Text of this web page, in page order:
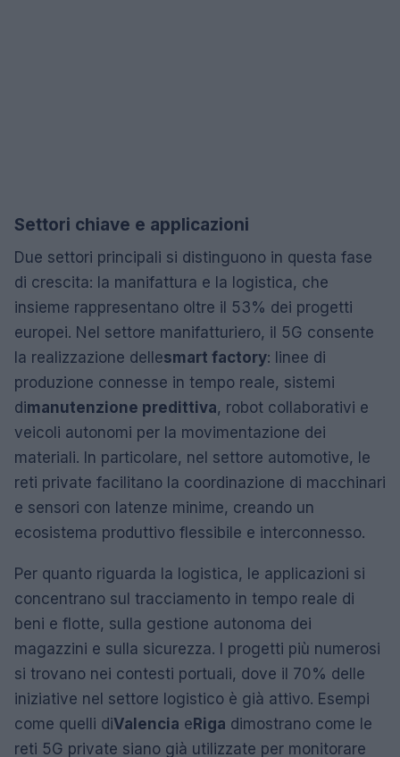
Settori chiave e applicazioni
Due settori principali si distinguono in questa fase
di crescita: la manifattura e la logistica, che
insieme rappresentano oltre il 53% dei progetti
europei. Nel settore manifatturiero, il 5G consente
la realizzazione dellesmart factory: linee di
produzione connesse in tempo reale, sistemi
dimanutenzione predittiva, robot collaborativi e
veicoli autonomi per la movimentazione dei
materiali. In particolare, nel settore automotive, le
reti private facilitano la coordinazione di macchinari
e sensori con latenze minime, creando un
ecosistema produttivo flessibile e interconnesso.
Per quanto riguarda la logistica, le applicazioni si
concentrano sul tracciamento in tempo reale di
beni e flotte, sulla gestione autonoma dei
magazzini e sulla sicurezza. I progetti più numerosi
si trovano nei contesti portuali, dove il 70% delle
iniziative nel settore logistico è già attivo. Esempi
come quelli diValencia eRiga dimostrano come le
reti 5G private siano già utilizzate per monitorare